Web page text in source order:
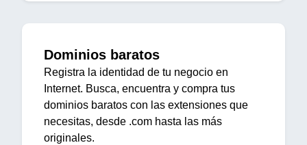
Dominios baratos
Registra la identidad de tu negocio en
Internet. Busca, encuentra y compra tus
dominios baratos con las extensiones que
necesitas, desde .com hasta las más
originales.